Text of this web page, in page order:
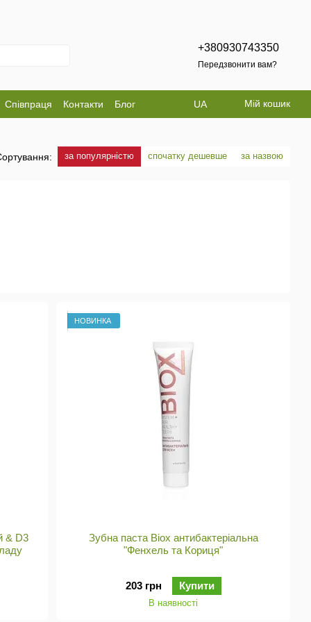
+380930743350
Передзвонити вам?
Співпраця Контакти Блог UA Мій кошик
за популярністю спочатку дешевше за назвою
& D3
НОВИНКА
Зубна паста Biox антибактеріальна
"Фенхель та Кориця"
203 грн Купити
В наявності